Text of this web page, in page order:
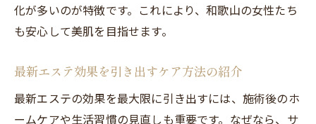
化が多いのが特徴です。これにより、和歌山の女性たち
も安心して美肌を目指せます。
最新エステ効果を引き出すケア方法の紹介
最新エステの効果を最大限に引き出すには、施術後のホ
ームケアや生活習慣の見直しも重要です。なぜなら、サ